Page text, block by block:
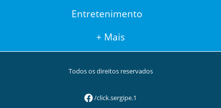
Entretenimento
+ Mais
Todos os direitos reservados
/click.sergipe.1